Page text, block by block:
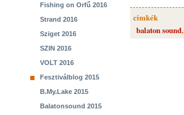
Fishing on Orfű 2016
Strand 2016
Sziget 2016
SZIN 2016
VOLT 2016
Fesztiválblog 2015
B.My.Lake 2015
Balatonsound 2015
cimkék
balaton sound,